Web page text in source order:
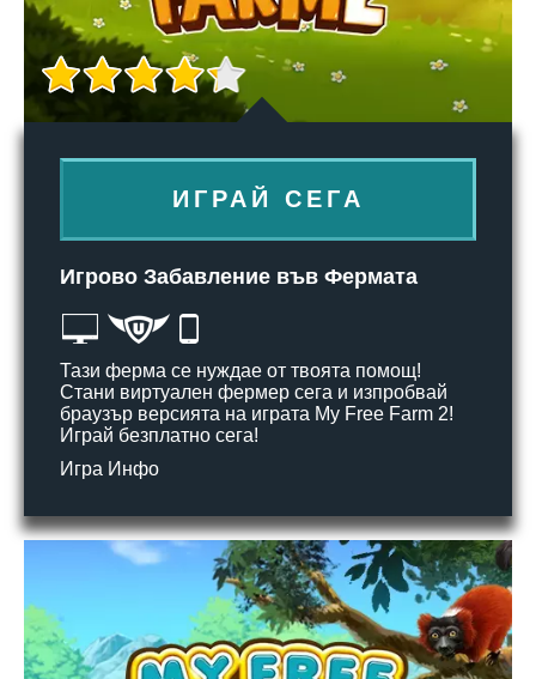
ИГРАЙ СЕГА
Игрово Забавление във Фермата
Тази ферма се нуждае от твоята помощ!
Стани виртуален фермер сега и изпробвай
браузър версията на играта My Free Farm 2!
Играй безплатно сега!
Игра Инфо